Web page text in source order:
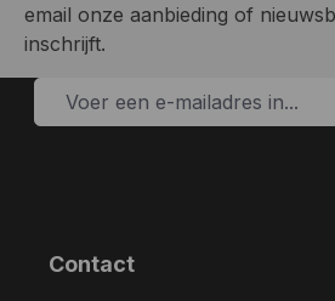
email onze aanbieding of
inschrijft.
Contact